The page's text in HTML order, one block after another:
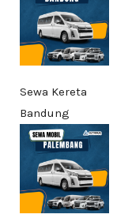
Sewa Kereta
Bandung